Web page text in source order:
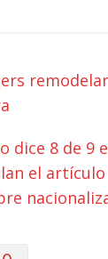
dice 8 de 9
el artículo